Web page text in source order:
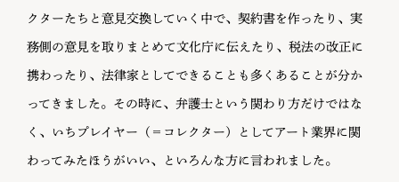
クターたちと意見交換していく中で、契約書を作ったり、実
務側の意見を取りまとめて文化庁に伝えたり、税法の改正に
携わったり、法律家としてできることも多くあることが分か
ってきました。その時に、弁護士という関わり方だけではな
く、いちプレイヤー（＝コレクター）としてアート業界に関
わってみたほうがいい、といろんな方に言われました。